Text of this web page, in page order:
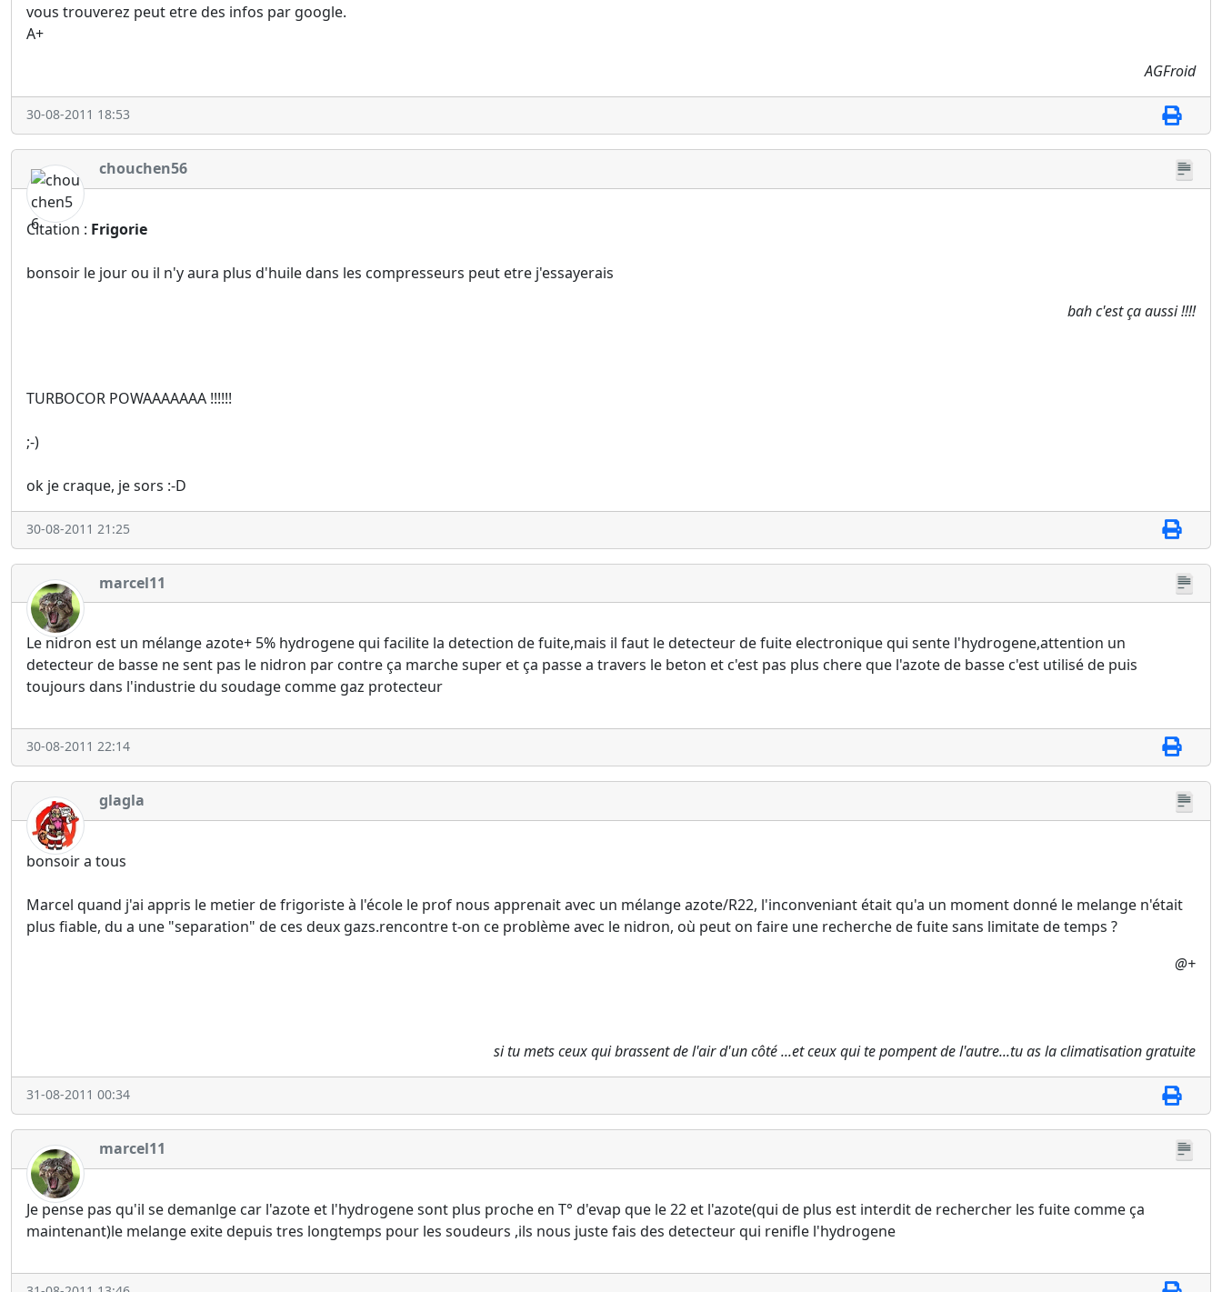
vous trouverez peut etre des infos par google.
A+
AGFroid
30-08-2011 18:53
chouchen56
Citation : Frigorie
bonsoir le jour ou il n'y aura plus d'huile dans les compresseurs peut etre j'essayerais
bah c'est ça aussi !!!!
TURBOCOR POWAAAAAAA !!!!!!
;-)
ok je craque, je sors :-D
30-08-2011 21:25
marcel11
Le nidron est un mélange azote+ 5% hydrogene qui facilite la detection de fuite,mais il faut le detecteur de fuite electronique qui sente l'hydrogene,attention un
detecteur de basse ne sent pas le nidron par contre ça marche super et ça passe a travers le beton et c'est pas plus chere que l'azote de basse c'est utilisé de puis
toujours dans l'industrie du soudage comme gaz protecteur
30-08-2011 22:14
glagla
bonsoir a tous
Marcel quand j'ai appris le metier de frigoriste à l'école le prof nous apprenait avec un mélange azote/R22, l'inconveniant était qu'a un moment donné le melange n'était
plus fiable, du a une "separation" de ces deux gazs.rencontre t-on ce problème avec le nidron, où peut on faire une recherche de fuite sans limitate de temps ?
@+
si tu mets ceux qui brassent de l'air d'un côté ...et ceux qui te pompent de l'autre...tu as la climatisation gratuite
31-08-2011 00:34
marcel11
Je pense pas qu'il se demanlge car l'azote et l'hydrogene sont plus proche en T° d'evap que le 22 et l'azote(qui de plus est interdit de rechercher les fuite comme ça
maintenant)le melange exite depuis tres longtemps pour les soudeurs ,ils nous juste fais des detecteur qui renifle l'hydrogene